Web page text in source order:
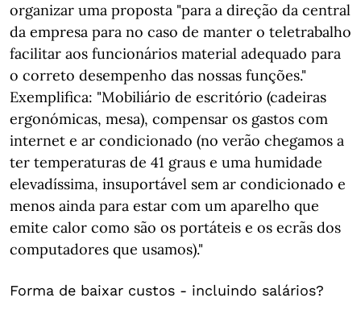
organizar uma proposta "para a direção da central
da empresa para no caso de manter o teletrabalho
facilitar aos funcionários material adequado para
o correto desempenho das nossas funções."
Exemplifica: "Mobiliário de escritório (cadeiras
ergonómicas, mesa), compensar os gastos com
internet e ar condicionado (no verão chegamos a
ter temperaturas de 41 graus e uma humidade
elevadíssima, insuportável sem ar condicionado e
menos ainda para estar com um aparelho que
emite calor como são os portáteis e os ecrãs dos
computadores que usamos)."
Forma de baixar custos - incluindo salários?